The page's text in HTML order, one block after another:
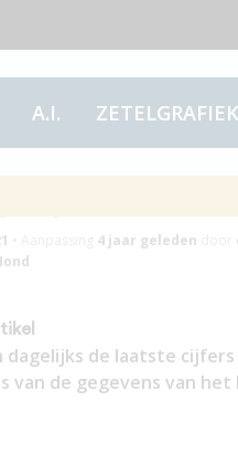
A.I. ZETELGRAFIEK
18
4 jaar geleden
dagelijks de laatste
van de gegevens van het